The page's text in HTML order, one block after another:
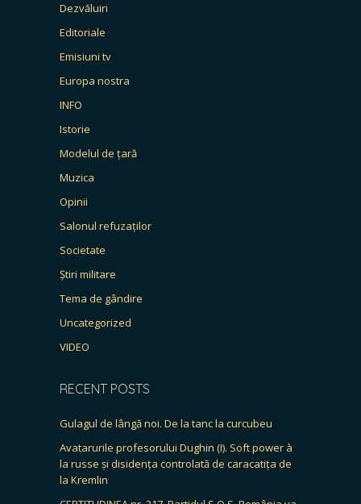
Dezvăluiri
Editoriale
Emisiuni tv
Europa nostra
INFO
Istorie
Modelul de țară
Muzica
Opinii
Salonul refuzaților
Societate
Știri militare
Tema de gândire
Uncategorized
VIDEO
RECENT POSTS
Gulagul de lângă noi. De la tanc la curcubeu
Avatarurile profesorului Dughin (I). Soft power à
la russe și disidența controlată de caracatița de
la Kremlin